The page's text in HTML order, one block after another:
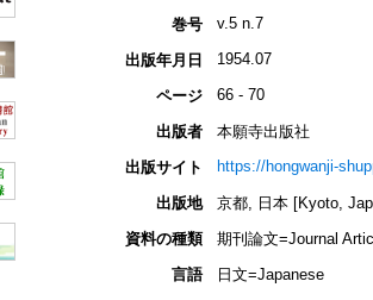
巻号
v.5 n.7
出版年月日 1954.07
ページ 66 - 70
出版者
本願寺出版社
出版サイト
https://hongwanji-
出版地
京都, 日本 [Kyoto,
資料の種類
期刊論文=Journal
言語
日文=Japanese